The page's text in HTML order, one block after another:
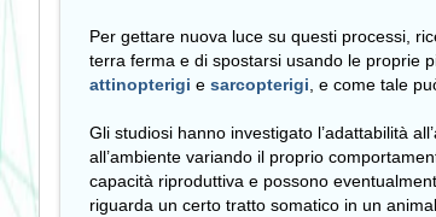
Per gettare nuova luce su questi processi,
terra ferma e di spostarsi usando le proprie
attinopterigi e sarcopterigi , e come tale
Gli studiosi hanno investigato l’adattabilità
all’ambiente variando il proprio
capacità riproduttiva e possono
riguarda un certo tratto somatico in un